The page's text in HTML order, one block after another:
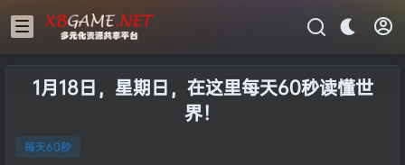
1月18日，星期日，在这里每天60秒读懂世
界！
每天60秒